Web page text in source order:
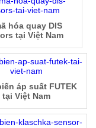
hóa quay DIS
tại Việt Nam
áp suất FUTEK
tại Việt Nam